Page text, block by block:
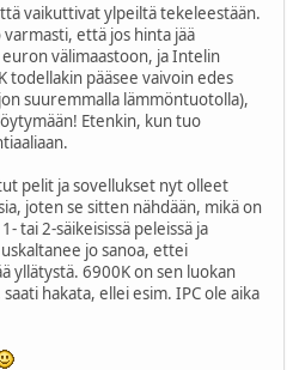
vaikuttivat ylpeiltä tekeleestään.
että jos hinta jää
välimaastoon, ja Intelin
todellakin pääsee vaivoin edes
suuremmalla lämmöntuotolla),
Etenkin, kun tuo
pelit ja sovellukset nyt olleet
joten se sitten nähdään, mikä on
tai 2-säikeisissä peleissä ja
jo sanoa, ettei
yllätystä. 6900K on sen luokan
hakata, ellei esim. IPC ole aika